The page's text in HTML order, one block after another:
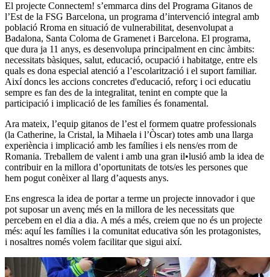
El projecte Connectem! s’emmarca dins del Programa Gitanos de
l’Est de la FSG Barcelona, un programa d’intervenció integral amb
població Rroma en situació de vulnerabilitat, desenvolupat a
Badalona, Santa Coloma de Gramenet i Barcelona. El programa,
que dura ja 11 anys, es desenvolupa principalment en cinc àmbits:
necessitats bàsiques, salut, educació, ocupació i habitatge, entre els
quals es dona especial atenció a l’escolarització i el suport familiar.
Així doncs les accions concretes d'educació, reforç i oci educatiu
sempre es fan des de la integralitat, tenint en compte que la
participació i implicació de les famílies és fonamental.
Ara mateix, l’equip gitanos de l’est el formem quatre professionals
(la Catherine, la Cristal, la Mihaela i l’Òscar) totes amb una llarga
experiència i implicació amb les famílies i els nens/es rrom de
Romania. Treballem de valent i amb una gran il•lusió amb la idea de
contribuir en la millora d’oportunitats de tots/es les persones que
hem pogut conèixer al llarg d’aquests anys.
Ens engresca la idea de portar a terme un projecte innovador i que
pot suposar un avenç més en la millora de les necessitats que
percebem en el dia a dia. A més a més, creiem que no és un projecte
més: aquí les famílies i la comunitat educativa són les protagonistes,
i nosaltres només volem facilitar que sigui així.